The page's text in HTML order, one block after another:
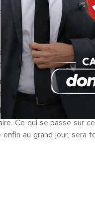
les
chiffres de la Nouvelle-
aux règles de la FAA
approuvés ou en
même cri d’alarme
professions où
secondaires
, est à
Ce qui se passe sur
enfin au grand jour,